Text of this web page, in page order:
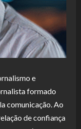
e
formado
comunicação. Ao
de confiança